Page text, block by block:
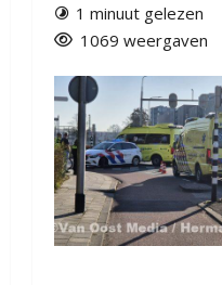
1 minuut gelezen
1069 weergaven